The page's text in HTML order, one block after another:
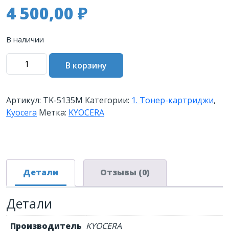
4 500,00 ₽
В наличии
Количество
товара
картридж
TK-
5135M
352ci
В корзину
Артикул: TK-5135M Категории: 1. Тонер-картриджи,
Kyocera Метка: KYOCERA
Детали Отзывы (0)
Детали
Производитель KYOCERA